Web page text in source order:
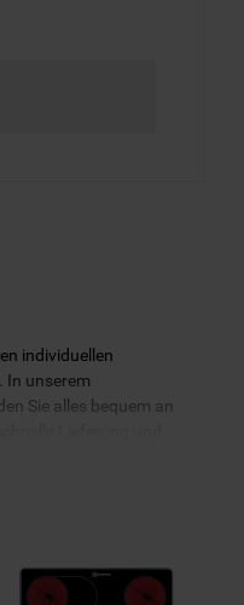
individuellen
In unserem
Sie alles bequem an
Lieferung und